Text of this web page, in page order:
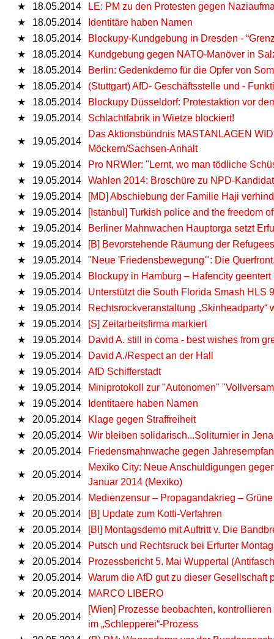
★
18.05.2014
LE: PM zu den Protesten gegen
★
18.05.2014
Identitäre haben Namen
★
18.05.2014
Blockupy-Kundgebung in Dresden -
★
18.05.2014
Kundgebung gegen NATO-Manöver in
★
18.05.2014
Berlin: Gedenkdemo für die Opfer von
★
18.05.2014
(Stuttgart) AfD- Geschäftsstelle und -
★
18.05.2014
Blockupy Düsseldorf: Protestaktion vor
★
19.05.2014 Schlachtfabrik in Wietze blockiert!
★ 19.05.2014
Das Aktionsbündnis MASTANLAGEN
Möckern/Sachsen-Anhalt
★
19.05.2014
Pro NRWler: "Lernt, wo man tödliche
★
19.05.2014
Wahlen 2014: Broschüre zu NPD-
★
19.05.2014
[MD] Abschiebung der Familie Haji
★
19.05.2014
[Istanbul] Turkish police and the freedom
★
19.05.2014
Berliner Mahnwachen Hauptorga setzt
★
19.05.2014
[B] Bevorstehende Räumung der
★
19.05.2014
"Neue 'Friedensbewegung'": Die
★
19.05.2014
Blockupy in Hamburg – Hafencity geentert
★
19.05.2014
Unterstützt die South Florida Smash HLS
★
19.05.2014
Rechtsrockveranstaltung „Skinheadparty“
★
19.05.2014
[S] Zeitarbeitsfirma markiert
★
19.05.2014
David A. still in coma - best wishes from
★
19.05.2014
David A./Respect an der Hall
★
19.05.2014
AfD Schifferstadt
★
19.05.2014
Miniprotokoll zur "Autonomen"
★
19.05.2014
Identitaere haben Namen
★
20.05.2014
Klage gegen Straffreiheit
★
20.05.2014
Wir bleiben solidarisch...Soliturnier in Jena
★
20.05.2014 Friedensmahnwache gegen
★ 20.05.2014
Mexiko City: Neue Anschuldigungen
Januar 2014 (Mexiko)
★
20.05.2014
Medienzensur – Propagandakrieg –
★
20.05.2014
[B] Update zum Kotti-Verfahren
★
20.05.2014
[BI] Montagsdemo mit Auftritt v. Die
★
20.05.2014
Putsch und Rechtsruck bei Erfurter
★
20.05.2014
Prozessbericht 5. Mai Wuppertal
★
20.05.2014
Warum die AfD gut zu dieser Gesellschaft
★
20.05.2014 MARCO LIBERO
★ 20.05.2014
[Wien] Prozesse beobachten,
im „Schlepperei“-Prozess